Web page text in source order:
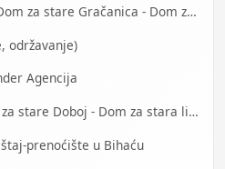
Starački dom Gračanica - Dom za stare Gračanica - Dom za stara lica Gračanica
održavanje)
Agencija
Starački dom Doboj - Dom za stare Doboj - Dom za stara lica Doboj
prenoćište u Bihaću